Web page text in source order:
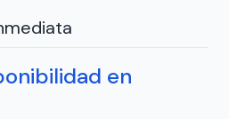
en